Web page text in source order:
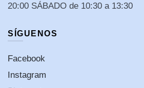
20:00 SÁBADO de 10:30 a 13:30
SÍGUENOS
Facebook
Instagram